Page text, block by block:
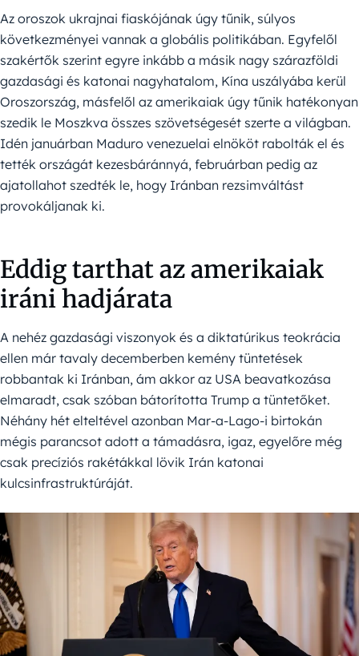
Az oroszok ukrajnai fiaskójának úgy tűnik, súlyos
következményei vannak a globális politikában. Egyfelől
szakértők szerint egyre inkább a másik nagy szárazföldi
gazdasági és katonai nagyhatalom, Kína uszályába kerül
Oroszország, másfelől az amerikaiak úgy tűnik hatékonyan
szedik le Moszkva összes szövetségesét szerte a világban.
Idén januárban Maduro venezuelai elnököt rabolták el és
tették országát kezesbáránnyá, februárban pedig az
ajatollahot szedték le, hogy Iránban rezsimváltást
provokáljanak ki.
Eddig tarthat az amerikaiak
iráni hadjárata
A nehéz gazdasági viszonyok és a diktatúrikus teokrácia
ellen már tavaly decemberben kemény tüntetések
robbantak ki Iránban, ám akkor az USA beavatkozása
elmaradt, csak szóban bátorította Trump a tüntetőket.
Néhány hét elteltével azonban Mar-a-Lago-i birtokán
mégis parancsot adott a támadásra, igaz, egyelőre még
csak precíziós rakétákkal lövik Irán katonai
kulcsinfrastruktúráját.